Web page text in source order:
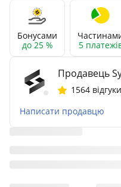
Бонусами
до 25 %
5
Продавець
1564 відгуки
Написати продавцю